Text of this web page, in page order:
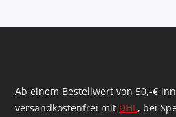
Ab einem Bestellwert von 50,-€
versandkostenfrei mit DHL, bei